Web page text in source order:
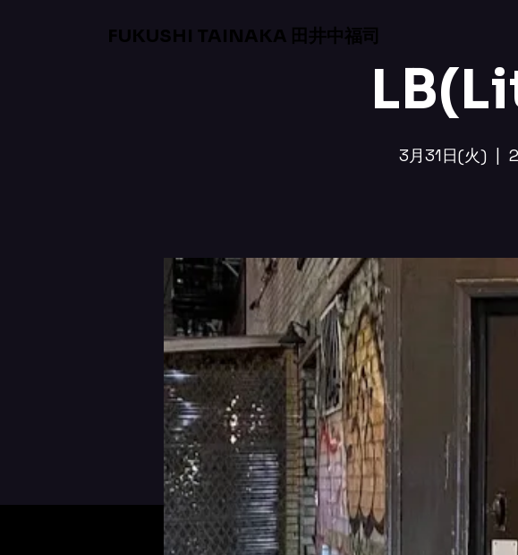
FUKUSHI TAINAKA 田井中福司
3月31日(火)